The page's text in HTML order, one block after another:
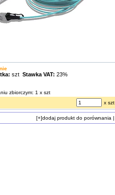
szt Stawka VAT: 23%
zbiorczym: 1 x szt
x szt
[+]dodaj produkt do porównania |